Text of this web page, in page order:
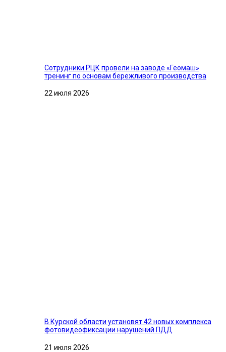
Сотрудники РЦК провели на заводе «Геомаш»
тренинг по основам бережливого производства
22 июля 2026
В Курской области установят 42 новых комплекса
фотовидеофиксации нарушений ПДД
21 июля 2026